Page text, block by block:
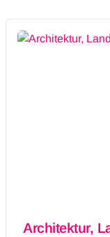
Architektur,